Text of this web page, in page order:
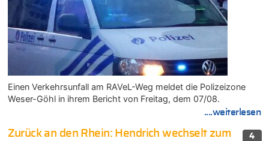
Einen Verkehrsunfall am RAVeL-Weg meldet die Polizeizone
Weser-Göhl in ihrem Bericht von Freitag, dem 07/08.
....weiterlesen
4
Zurück an den Rhein: Hendrich wechselt zum